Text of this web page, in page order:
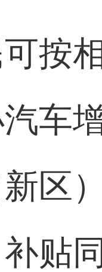
按
车
区
贴同